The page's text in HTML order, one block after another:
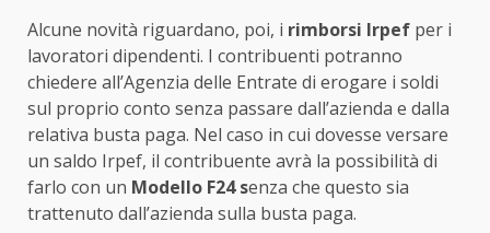
Alcune novità riguardano, poi, i rimborsi Irpef per i
lavoratori dipendenti. I contribuenti potranno
chiedere all’Agenzia delle Entrate di erogare i soldi
sul proprio conto senza passare dall’azienda e dalla
relativa busta paga. Nel caso in cui dovesse versare
un saldo Irpef, il contribuente avrà la possibilità di
farlo con un Modello F24 senza che questo sia
trattenuto dall’azienda sulla busta paga.